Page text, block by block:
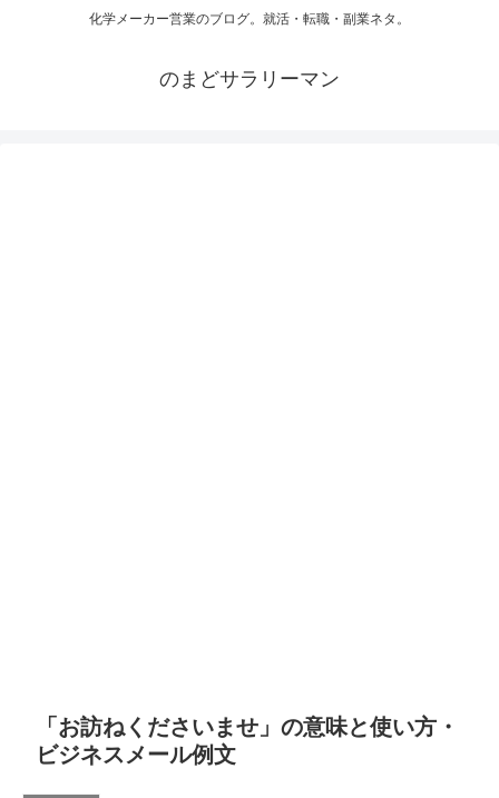
化学メーカー営業のブログ。就活・転職・副業ネタ。
のまどサラリーマン
「お訪ねくださいませ」の意味と使い方・
ビジネスメール例文